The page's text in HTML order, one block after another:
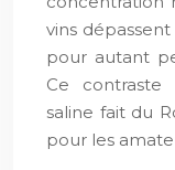
vins
pour autant
Ce contraste
saline fait du
pour les